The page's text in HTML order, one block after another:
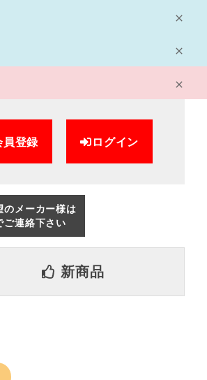
員登録 ログイン
のメーカー様は
ご連絡下さい
新商品